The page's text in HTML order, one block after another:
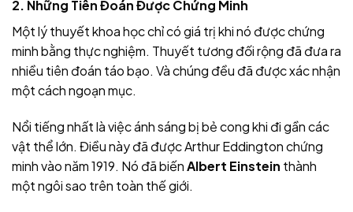
2. Những Tiên Đoán Được Chứng Minh
Một lý thuyết khoa học chỉ có giá trị khi nó được chứng
minh bằng thực nghiệm. Thuyết tương đối rộng đã đưa ra
nhiều tiên đoán táo bạo. Và chúng đều đã được xác nhận
một cách ngoạn mục.
Nổi tiếng nhất là việc ánh sáng bị bẻ cong khi đi gần các
vật thể lớn. Điều này đã được Arthur Eddington chứng
minh vào năm 1919. Nó đã biếnAlbert Einstein thành
một ngôi sao trên toàn thế giới.